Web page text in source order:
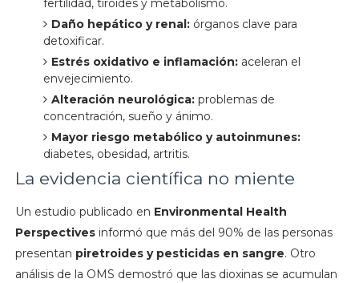
fertilidad, tiroides y metabolismo.
Daño hepático y renal:órganos clave para
detoxificar.
Estrés oxidativo e inflamación:aceleran el
envejecimiento.
Alteración neurológica:problemas de
concentración, sueño y ánimo.
Mayor riesgo metabólico y autoinmunes:
diabetes, obesidad, artritis.
La evidencia científica no miente
Un estudio publicado en Environmental Health
Perspectivesinformó que más del 90% de las personas
presentan piretroides y pesticidas en sangre. Otro
análisis de la OMS demostró que las dioxinas se acumulan